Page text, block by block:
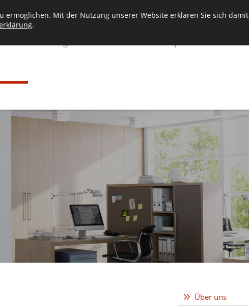
Über uns
ermöglichen. Mit der Nutzung unserer Website erklären Sie sich damit
.